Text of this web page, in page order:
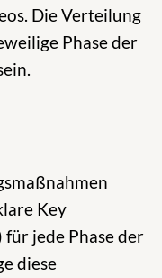
Die Verteilung
Phase der
Key
jede Phase der
diese